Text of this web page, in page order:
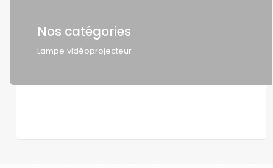
Nos catégories
Lampe vidéoprojecteur